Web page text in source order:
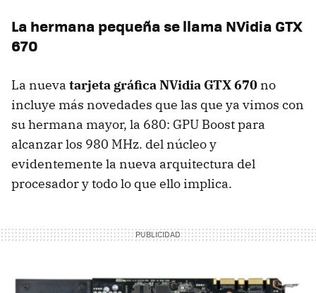
La hermana pequeña se llama NVidiaGTX
670
La nueva tarjeta gráfica NVidia GTX670 no
incluye más novedades que las que ya vimos con
su hermana mayor, la 680: GPU Boost para
alcanzar los 980 MHz. del núcleo y
evidentemente la nueva arquitectura del
procesador y todo lo que ello implica.